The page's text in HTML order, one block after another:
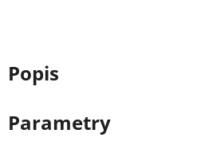
Popis
Parametry